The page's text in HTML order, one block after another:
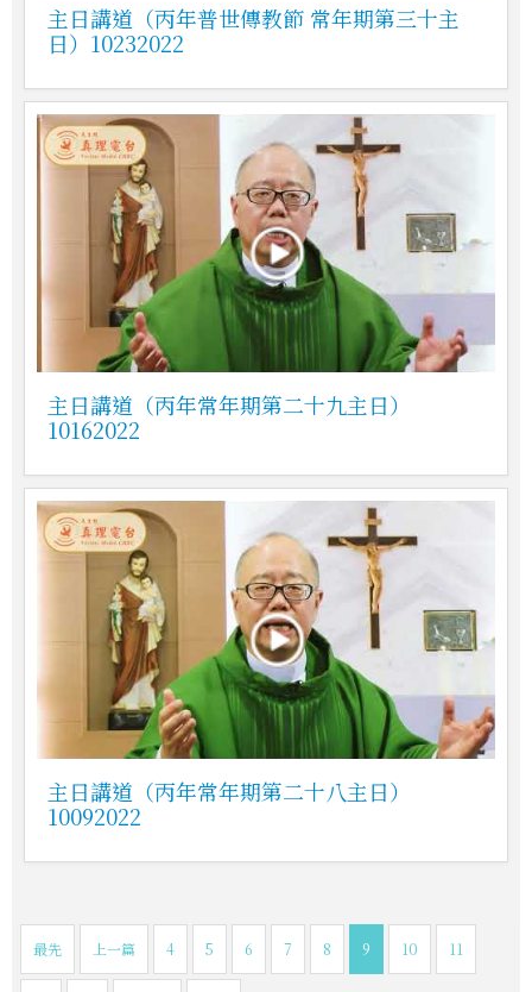
主日講道（丙年普世傳教節 常年期第三十主
日）10232022
主日講道（丙年常年期第二十九主日）
10162022
主日講道（丙年常年期第二十八主日）
10092022
最先 上一篇 4 5 6 7 8 9 10 11